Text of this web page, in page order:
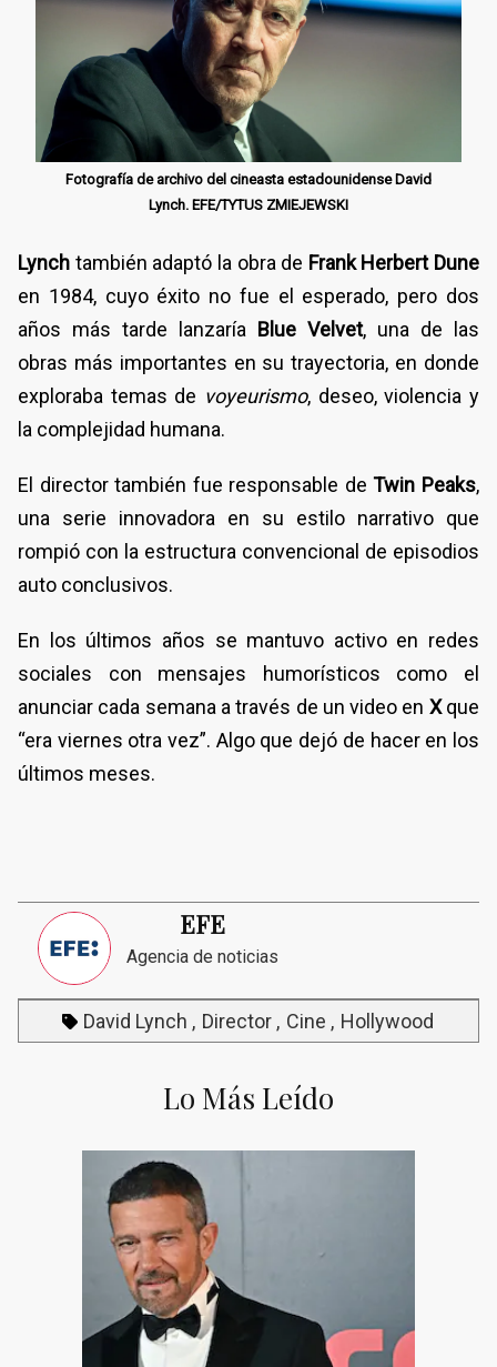
Fotografía de archivo del cineasta estadounidense David
Lynch. EFE/TYTUS ZMIEJEWSKI
Lynch también adaptó la obra de Frank Herbert Dune
en 1984, cuyo éxito no fue el esperado, pero dos
años más tarde lanzaría Blue Velvet, una de las
obras más importantes en su trayectoria, en donde
exploraba temas de voyeurismo, deseo, violencia y
la complejidad humana.
El director también fue responsable deTwin Peaks,
una serie innovadora en su estilo narrativo que
rompió con la estructura convencional de episodios
auto conclusivos.
En los últimos años se mantuvo activo en redes
sociales con mensajes humorísticos como el
anunciar cada semana a través de un video en Xque
“era viernes otra vez”. Algo que dejó de hacer en los
últimos meses.
EFE
Agencia de noticias
David Lynch Director Cine Hollywood
Lo Más Leído